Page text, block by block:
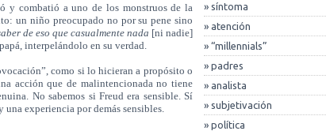
y combatió a uno de los monstruos de la
un niño preocupado no por su pene sino
de eso que casualmente nada [ni nadie]
interpelándolo en su verdad.
como si lo hicieran a propósito o
acción que de malintencionada no tiene
No sabemos si Freud era sensible. Sí
una experiencia por demás sensibles.
Leer más
Realizar consulta
Decires Psicología
Convocatoria 2026
» síntoma
» atención
» “millennials”
» padres
» analista
» subjetivación
» política